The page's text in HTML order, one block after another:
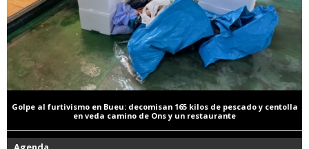
Golpe al furtivismo en Bueu: decomisan 165 kilos de pescado y centolla
en veda camino de Ons y un restaurante